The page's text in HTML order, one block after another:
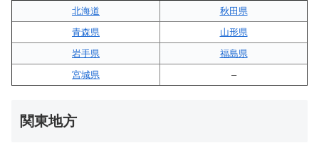
北海道
秋田県
青森県
山形県
岩手県
福島県
宮城県
–
関東地方